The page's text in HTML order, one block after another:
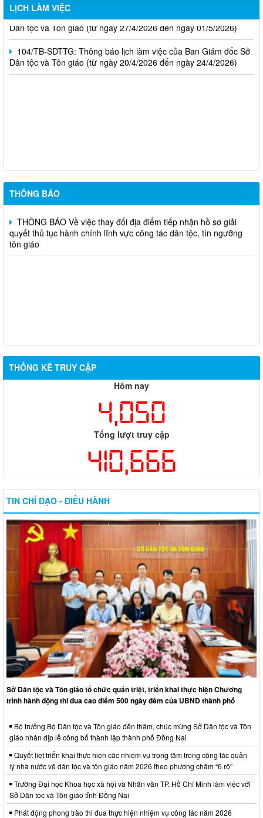
LỊCH LÀM VIỆC
110/TB-SDTTG: Thông báo lịch làm việc của Ban Giám đốc Sở
Dân tộc và Tôn giáo (từ ngày 27/4/2026 đến ngày 01/5/2026)
104/TB-SDTTG: Thông báo lịch làm việc của Ban Giám đốc Sở
Dân tộc và Tôn giáo (từ ngày 20/4/2026 đến ngày 24/4/2026)
THÔNG BÁO
Thông báo kết quả lựa chọn tổ chức hành nghề đấu giá tài sản
Thông báo về việc lựa chọn tổ chức hành nghề đấu giá tài sản
THÔNG BÁO Về việc thay đổi địa điểm tiếp nhận hồ sơ giải
quyết thủ tục hành chính lĩnh vực công tác dân tộc, tín ngưỡng
tôn giáo
THỐNG KÊ TRUY CẬP
Hôm nay
4,050
Tổng lượt truy cập
410,666
TIN CHỈ ĐẠO - ĐIỀU HÀNH
Sở Dân tộc và Tôn giáo tổ chức quán triệt, triển khai thực hiện Chương
trình hành động thi đua cao điểm 500 ngày đêm của UBND thành phố
Bộ trưởng Bộ Dân tộc và Tôn giáo đến thăm, chúc mừng Sở Dân tộc và Tôn
giáo nhân dịp lễ công bố thành lập thành phố Đồng Nai
Quyết liệt triển khai thực hiện các nhiệm vụ trọng tâm trong công tác quản
lý nhà nước về dân tộc và tôn giáo năm 2026 theo phương châm “6 rõ”
Trường Đại học Khoa học xã hội và Nhân văn TP. Hồ Chí Minh làm việc với
Sở Dân tộc và Tôn giáo tỉnh Đồng Nai
Phát động phong trào thi đua thực hiện nhiệm vụ công tác năm 2026